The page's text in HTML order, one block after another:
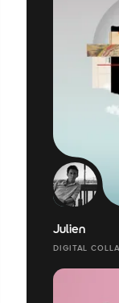
Julien
DIGITAL